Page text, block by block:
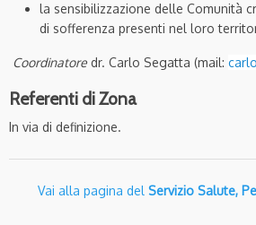
la sensibilizzazione delle Comunità
di sofferenza presenti nel loro
Coordinatore dr. Carlo Segatta (mail:
Referenti di Zona
In via di definizione.
Vai alla pagina del Servizio Salute,